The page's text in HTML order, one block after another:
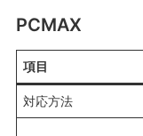
PCMAX
項目
対応方法